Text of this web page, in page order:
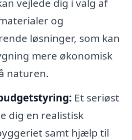
vejlede dig i valg af
og
løsninger, som kan
mere økonomisk
naturen.
Et seriøst
dig en realistisk
samt hjælp til